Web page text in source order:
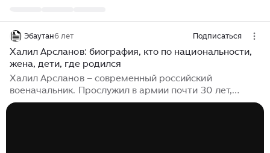
Эбаутан6 лет Подписаться
Халил Арсланов: биография, кто по национальности,
жена, дети, где родился
Халил Арсланов – современный российский
военачальник. Прослужил в армии почти 30 лет,
получив в итоге звание генерал-полковника. С 2019